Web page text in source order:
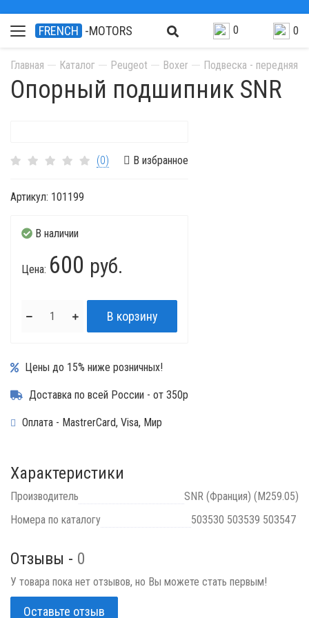
FRENCH -MOTORS 0 0
Главная Каталог Peugeot Boxer Подвеска - передняя
Опорный подшипник SNR
(0) В избранное
Артикул: 101199
В наличии
Цена: 600 руб.
Цены до 15% ниже розничных!
Доставка по всей России - от 350р
Оплата - MastrerCard, Visa, Мир
Характеристики
Производитель
SNR (Франция) (M259.05)
Номера по каталогу
503530 503539 503547
Отзывы - 0
У товара пока нет отзывов, но Вы можете стать первым!
Оставьте отзыв